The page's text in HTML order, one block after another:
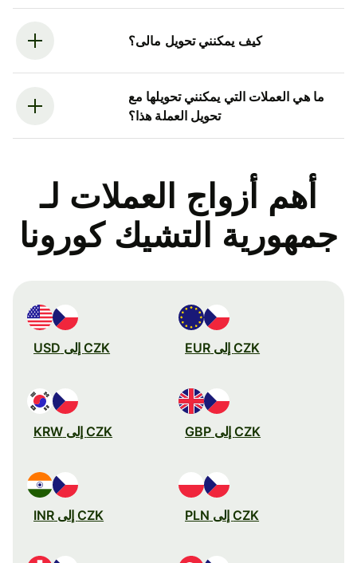
كيف يمكنني تحويل مالى؟
ما هي العملات التي يمكنني تحويلها مع
تحويل العملة هذا؟
أهم أزواج العملات لـ
جمهورية التشيك كورونا
CZK إلى EUR CZK إلى USD
CZK إلى GBP CZK إلى KRW
CZK إلى PLN CZK إلى INR